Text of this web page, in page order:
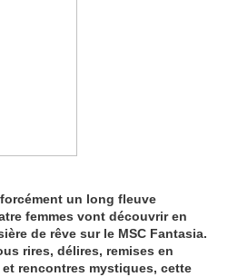
forcément un long fleuve
femmes vont découvrir en
de rêve sur le MSC Fantasia.
rires, délires, remises en
rencontres mystiques, cette